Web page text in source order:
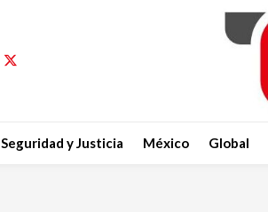
Seguridad y Justicia México Global